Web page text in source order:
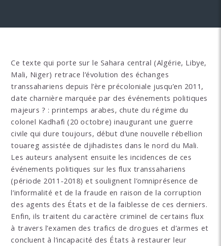
Ce texte qui porte sur le Sahara central (Algérie, Libye,
Mali, Niger) retrace l’évolution des échanges
transsahariens depuis l’ère précoloniale jusqu’en 2011,
date charnière marquée par des événements politiques
majeurs ? : printemps arabes, chute du régime du
colonel Kadhafi (20 octobre) inaugurant une guerre
civile qui dure toujours, début d’une nouvelle rébellion
touareg assistée de djihadistes dans le nord du Mali.
Les auteurs analysent ensuite les incidences de ces
événements politiques sur les flux transsahariens
(période 2011-2018) et soulignent l’omniprésence de
l’informalité et de la fraude en raison de la corruption
des agents des États et de la faiblesse de ces derniers.
Enfin, ils traitent du caractère criminel de certains flux
à travers l’examen des trafics de drogues et d’armes et
concluent à l’incapacité des États à restaurer leur